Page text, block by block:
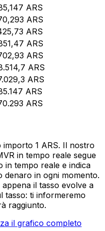
ARS
ARS
ARS
ARS
ARS
ARS
ARS
ARS
ARS
1 ARS. Il nostro
in tempo reale segue
in tempo reale e indica
denaro in ogni momento.
il tasso evolve a
tasso: ti informeremo
raggiunto.
il grafico completo